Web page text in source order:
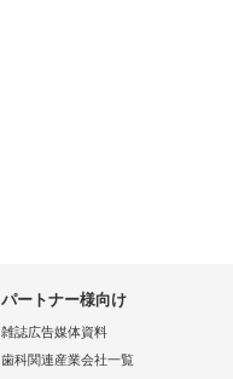
パートナー様向け
雑誌広告媒体資料
歯科関連産業会社一覧